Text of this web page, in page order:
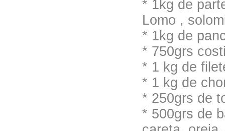
* 1kg de
Lomo ,
* 1kg de
* 750grs
* 1 kg de
* 1 kg de
* 250grs de
* 500grs de